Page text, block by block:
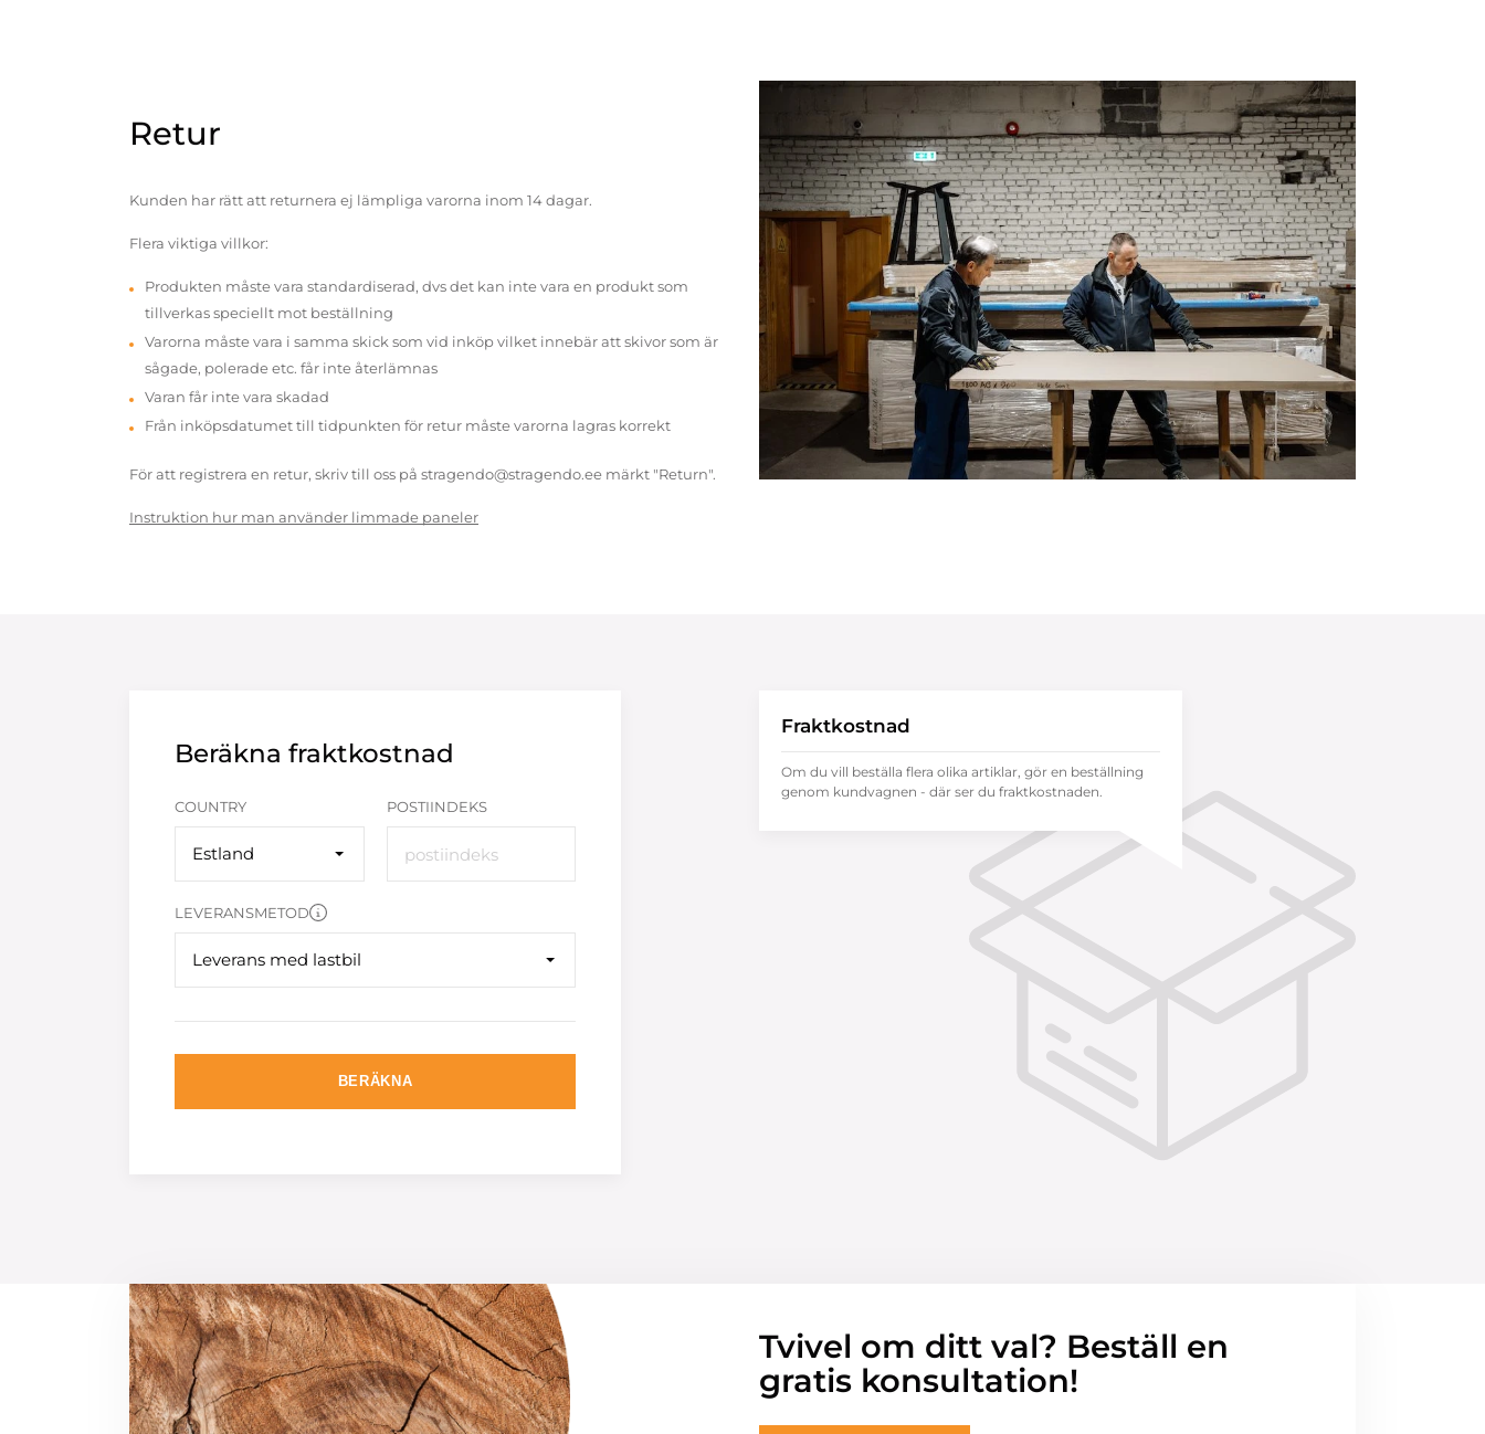
Retur
Kunden har rätt att returnera ej lämpliga varorna inom 14 dagar.
Flera viktiga villkor:
Produkten måste vara standardiserad, dvs det kan inte vara en produkt som
tillverkas speciellt mot beställning
Varorna måste vara i samma skick som vid inköp vilket innebär att skivor som är
sågade, polerade etc. får inte återlämnas
Varan får inte vara skadad
Från inköpsdatumet till tidpunkten för retur måste varorna lagras korrekt
För att registrera en retur, skriv till oss på stragendo@stragendo.ee märkt "Return".
Instruktion hur man använder limmade paneler
Beräkna fraktkostnad
COUNTRY
Estland
POSTIINDEKS
LEVERANSMETOD
Leverans med lastbil
BERÄKNA
Fraktkostnad
Om du vill beställa flera olika artiklar, gör en beställning
genom kundvagnen - där ser du fraktkostnaden.
Tvivel om ditt val? Beställ en
gratis konsultation!